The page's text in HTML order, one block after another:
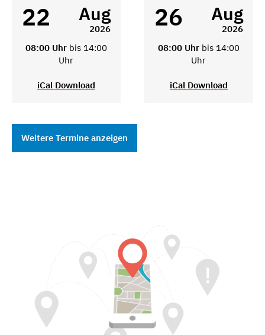
22 Aug
2026
08:00 Uhr bis 14:00
Uhr
iCal Download
26 Aug
2026
08:00 Uhr bis 14:00
Uhr
iCal Download
Weitere Termine anzeigen